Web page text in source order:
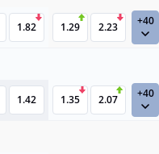
1.82 1.29 2.23 +40
1.42 1.35 2.07 +40